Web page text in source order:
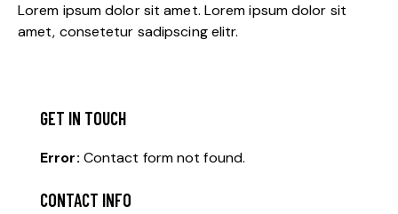
Lorem ipsum dolor sit amet. Lorem ipsum dolor sit
amet, consetetur sadipscing elitr.
GET IN TOUCH
Error: Contact form not found.
CONTACT INFO